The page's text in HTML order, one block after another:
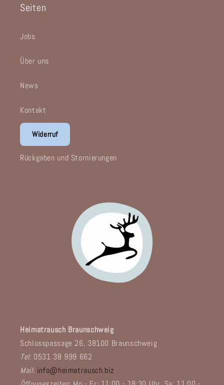
Seiten
Jobs
Über uns
News
Kontakt
Widerruf
Rückgaben und Stornierungen
Heimatrausch Braunschweig
Schlosspassage 26, 38100 Braunschweig
Tel: 0531 38 999 662
Mail: info@heimatrausch.biz